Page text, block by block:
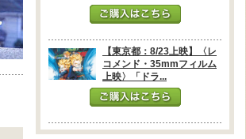
【東京都：8/23上映】〈レ
コメンド・35mmフィルム
上映〉「ドラ...